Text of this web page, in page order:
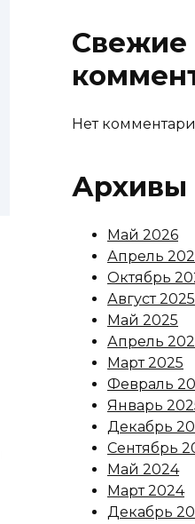
Свежие
Нет
Архивы
Май 2026
Апрель
Октябрь
Август 2025
Май 2025
Апрель
Март 2025
Февраль
Январь
Декабрь
Сентябрь
Май 2024
Март 2024
Декабрь